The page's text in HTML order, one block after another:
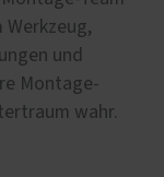
und
Montage-
wahr.